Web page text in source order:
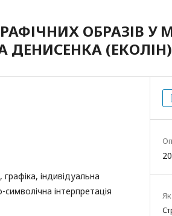
ОБРАЗІВ У
ДЕНИСЕНКА (ЕКОЛІН)
індивідуальна
інтерпретація